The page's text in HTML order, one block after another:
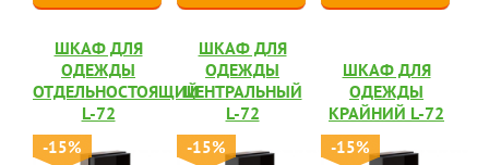
ШКАФ ДЛЯ
ОДЕЖДЫ
ОТДЕЛЬНОСТОЯЩИЙ
L-72
-15%
ШКАФ ДЛЯ
ОДЕЖДЫ
ЦЕНТРАЛЬНЫЙ
L-72
-15%
ШКАФ ДЛЯ
ОДЕЖДЫ
КРАЙНИЙ L-72
-15%